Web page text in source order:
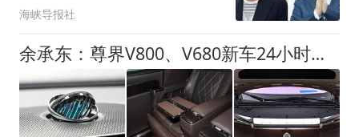
海峡导报社
余承东：尊界V800、V680新车24小时大定突破3500台